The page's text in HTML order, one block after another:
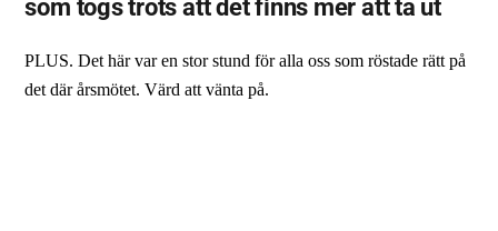
som togs trots att det finns mer att ta ut
PLUS. Det här var en stor stund för alla oss som röstade rätt på
det där årsmötet. Värd att vänta på.